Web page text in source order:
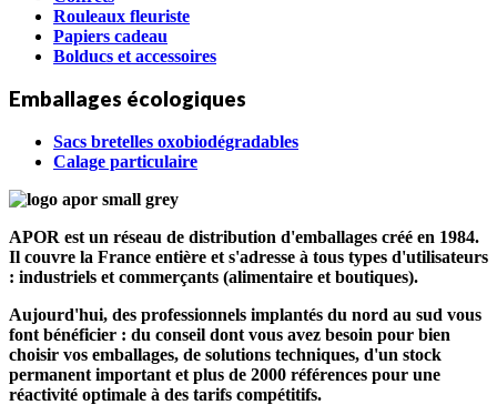
Rouleaux fleuriste
Papiers cadeau
Bolducs et accessoires
Emballages écologiques
Sacs bretelles oxobiodégradables
Calage particulaire
APOR est un réseau de distribution d'emballages créé en 1984.
Il couvre la France entière et s'adresse à tous types d'utilisateurs
: industriels et commerçants (alimentaire et boutiques).
Aujourd'hui, des professionnels implantés du nord au sud vous
font bénéficier : du conseil dont vous avez besoin pour bien
choisir vos emballages, de solutions techniques, d'un stock
permanent important et plus de 2000 références pour une
réactivité optimale à des tarifs compétitifs.